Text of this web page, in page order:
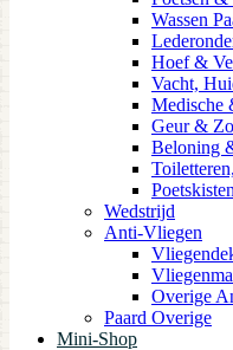
Wassen
Hoef &
Vacht,
Medische
Geur &
Beloning
Wedstrijd
Anti-Vliegen
Overige
Paard Overige
Mini-Shop